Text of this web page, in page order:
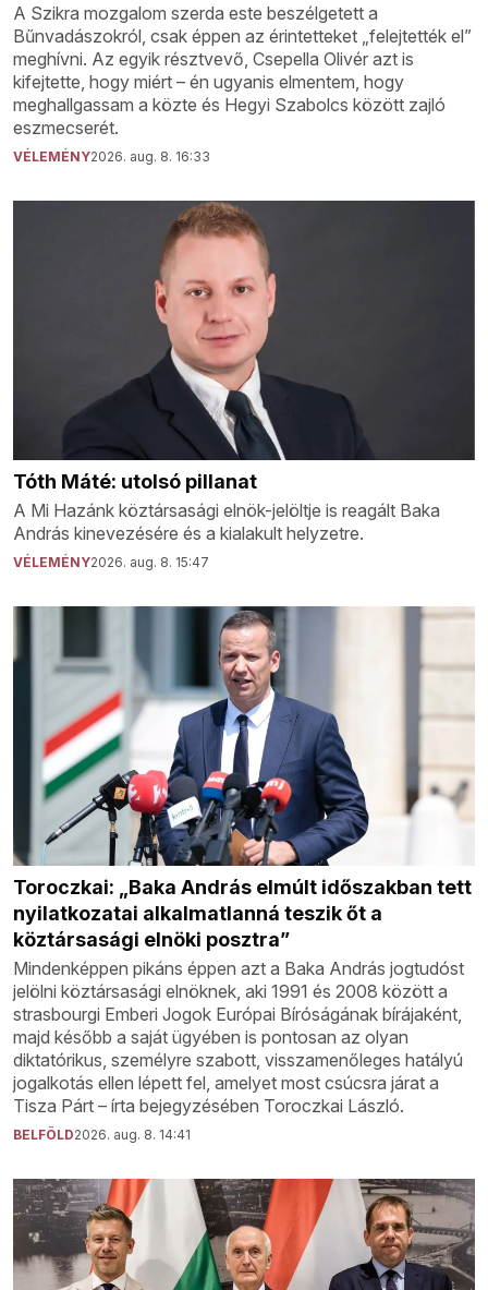
A Szikra mozgalom szerda este beszélgetett a
Bűnvadászokról, csak éppen az érintetteket „felejtették el”
meghívni. Az egyik résztvevő, Csepella Olivér azt is
kifejtette, hogy miért – én ugyanis elmentem, hogy
meghallgassam a közte és Hegyi Szabolcs között zajló
eszmecserét.
VÉLEMÉNY2026. aug. 8. 16:33
Tóth Máté: utolsó pillanat
A Mi Hazánk köztársasági elnök-jelöltje is reagált Baka
András kinevezésére és a kialakult helyzetre.
VÉLEMÉNY2026. aug. 8. 15:47
Toroczkai: „Baka András elmúlt időszakban tett
nyilatkozatai alkalmatlanná teszik őt a
köztársasági elnöki posztra”
Mindenképpen pikáns éppen azt a Baka András jogtudóst
jelölni köztársasági elnöknek, aki 1991 és 2008 között a
strasbourgi Emberi Jogok Európai Bíróságának bírájaként,
majd később a saját ügyében is pontosan az olyan
diktatórikus, személyre szabott, visszamenőleges hatályú
jogalkotás ellen lépett fel, amelyet most csúcsra járat a
Tisza Párt – írta bejegyzésében Toroczkai László.
BELFÖLD2026. aug. 8. 14:41